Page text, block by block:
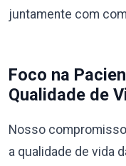
juntamente com
Foco na
Qualidade de
Nosso
a qualidade de vida